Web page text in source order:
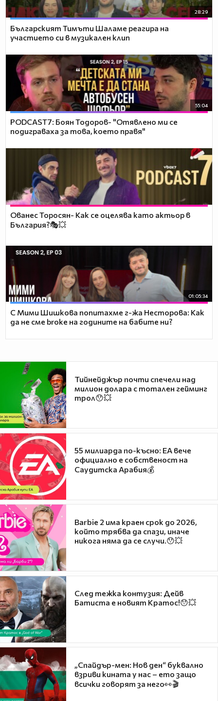
28:29
Българският Тимъти Шаламе реагира на
участието си в музикален клип
55:04
PODCAST7: ‪Боян Тодоров- "Отявлено ми се
подиграваха за това, което правя"
Ованес Торосян- Как се оцелява като актьор в
България?🎭💥
01:05:34
С Мими Шишкова попитахме г-жа Несторова: Как
да не сме broke на годините на бабите ни?
Тийнейджър почти спечели над
милион долара с тотален гейминг
трол😯💥
55 милиарда по-късно: EA вече
официално е собственост на
Саудитска Арабия💰
Barbie 2 има краен срок до 2026,
който трябва да спази, иначе
никога няма да се случи.😯💥
След тежка контузия: Дейв
Батиста е новият Кратос!😯💥
„Спайдър-мен: Нов ден“ буквално
взриви кината у нас – ето защо
всички говорят за него👀🎬